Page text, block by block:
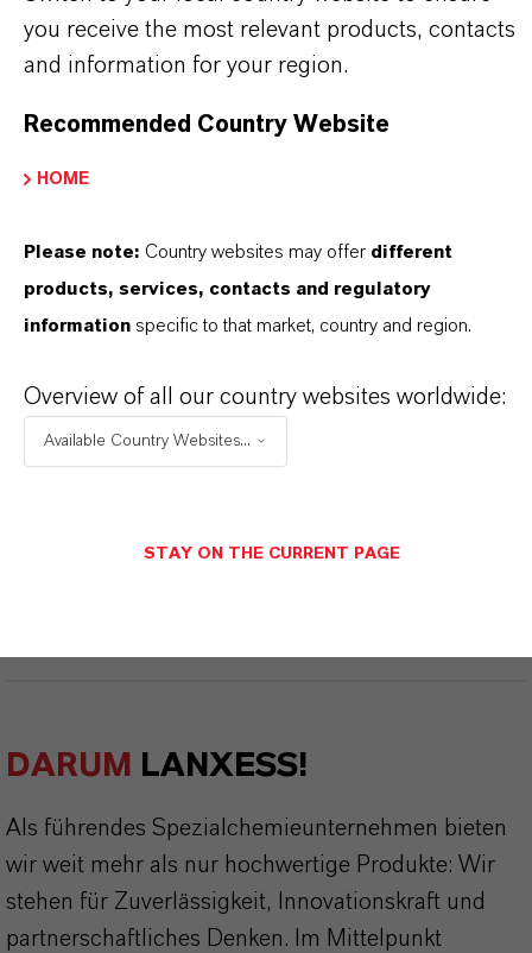
PRODUKTANWENDUNGEN
PRODUKTDATENBLÄTTER
heruntergeladen werden.
Nach Auswahl des Dropdowns erscheint ein
Download-Link.
DARUM LANXESS!
Als führendes Spezialchemieunternehmen bieten
wir weit mehr als nur hochwertige Produkte: Wir
stehen für Zuverlässigkeit, Innovationskraft und
partnerschaftliches Denken. Im Mittelpunkt
you receive the most relevant products, contacts
and information for your region.
Recommended Country Website
HOME
Please note: Country websites may offer different
products, services, contacts and regulatory
information specific to that market, country and region.
Overview of all our country websites worldwide:
Available Country Websites...
STAY ON THE CURRENT PAGE